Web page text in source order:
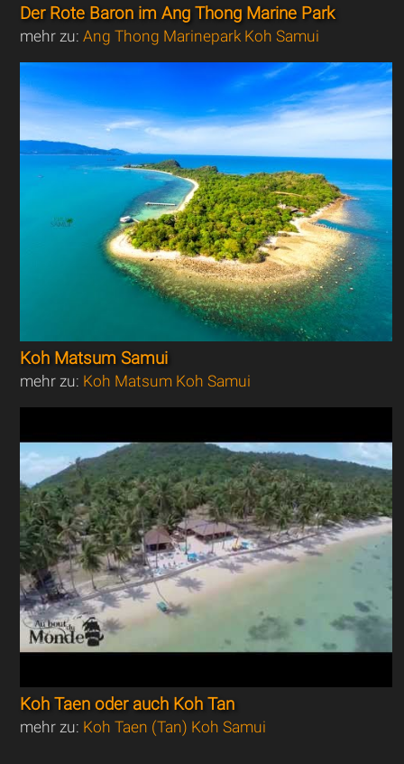
Der Rote Baron im Ang Thong Marine Park
mehr zu:Ang Thong Marinepark Koh Samui
Koh Matsum Samui
mehr zu: Koh Matsum Koh Samui
Koh Taen oder auch Koh Tan
mehr zu: Koh Taen (Tan) Koh Samui